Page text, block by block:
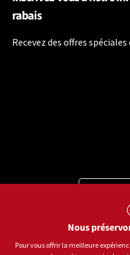
rabais
Recevez des offres
Moyens de paiement
Langue
Nous
Pour vous offrir la meilleure